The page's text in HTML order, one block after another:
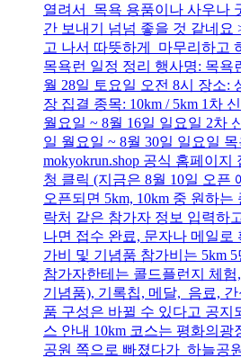
열려서 목욕 용품이나 사우나
간 보내기 넘넘 좋을 것 같네요
고 나서 따뜻하게 마무리하고
목욕런 일정 정리 행사명: 목욕
월 28일 토요일 오전 8시 장소:
장 집결 종목: 10km / 5km 1차
월요일 ~ 8월 16일 일요일 2차
일 월요일 ~ 8월 30일 일요일
mokyokrun.shop 공식 홈페이지
청 클릭 (지금은 8월 10일 오픈
오픈되면 5km, 10km 중 원하는
락처 같은 참가자 정보 입력하
나면 접수 완료, 문자나 메일로
가비 및 기념품 참가비는 5km
참가자한테는 콜드플런지 체
기념품), 기록칩, 메달, 음료,
품 구성은 바뀔 수 있다고 공지
스 안내 10km 코스는 평화의
공원 쪽으로 빠졌다가 하늘공